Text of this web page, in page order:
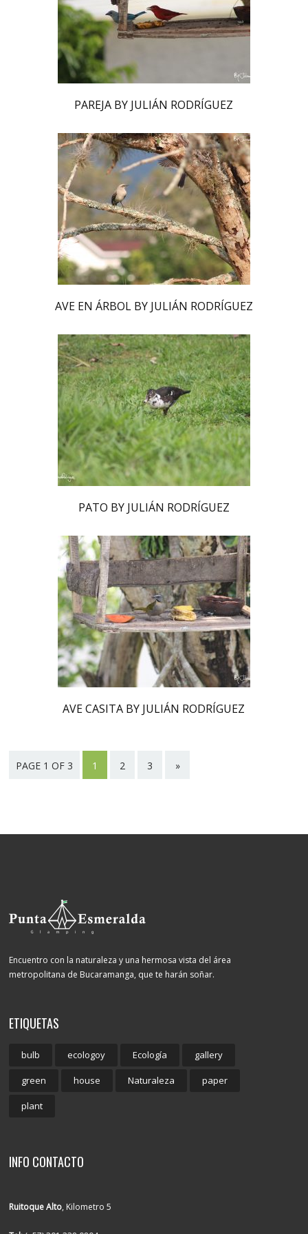
PAREJA BY JULIÁN RODRÍGUEZ
AVE EN ÁRBOL BY JULIÁN RODRÍGUEZ
PATO BY JULIÁN RODRÍGUEZ
AVE CASITA BY JULIÁN RODRÍGUEZ
PAGE 1 OF 3 1 2 3 »
Encuentro con la naturaleza y una hermosa vista del área
metropolitana de Bucaramanga, que te harán soñar.
ETIQUETAS
bulb ecologoy Ecología gallery
green house Naturaleza paper
plant
INFO CONTACTO
Ruitoque Alto, Kilometro 5